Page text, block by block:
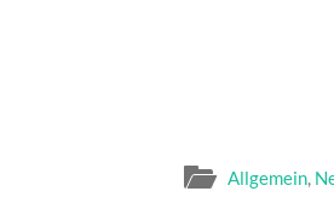
Allgemein,